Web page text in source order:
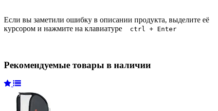
Если вы заметили ошибку в описании продукта, выделите её
курсором и нажмите на клавиатуре
ctrl + Enter
Рекомендуемые товары в наличии